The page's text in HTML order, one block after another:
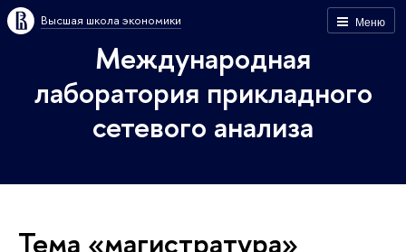
Меню
Высшая школа экономики
Международная
лаборатория прикладного
сетевого анализа
Тема «магистратура»